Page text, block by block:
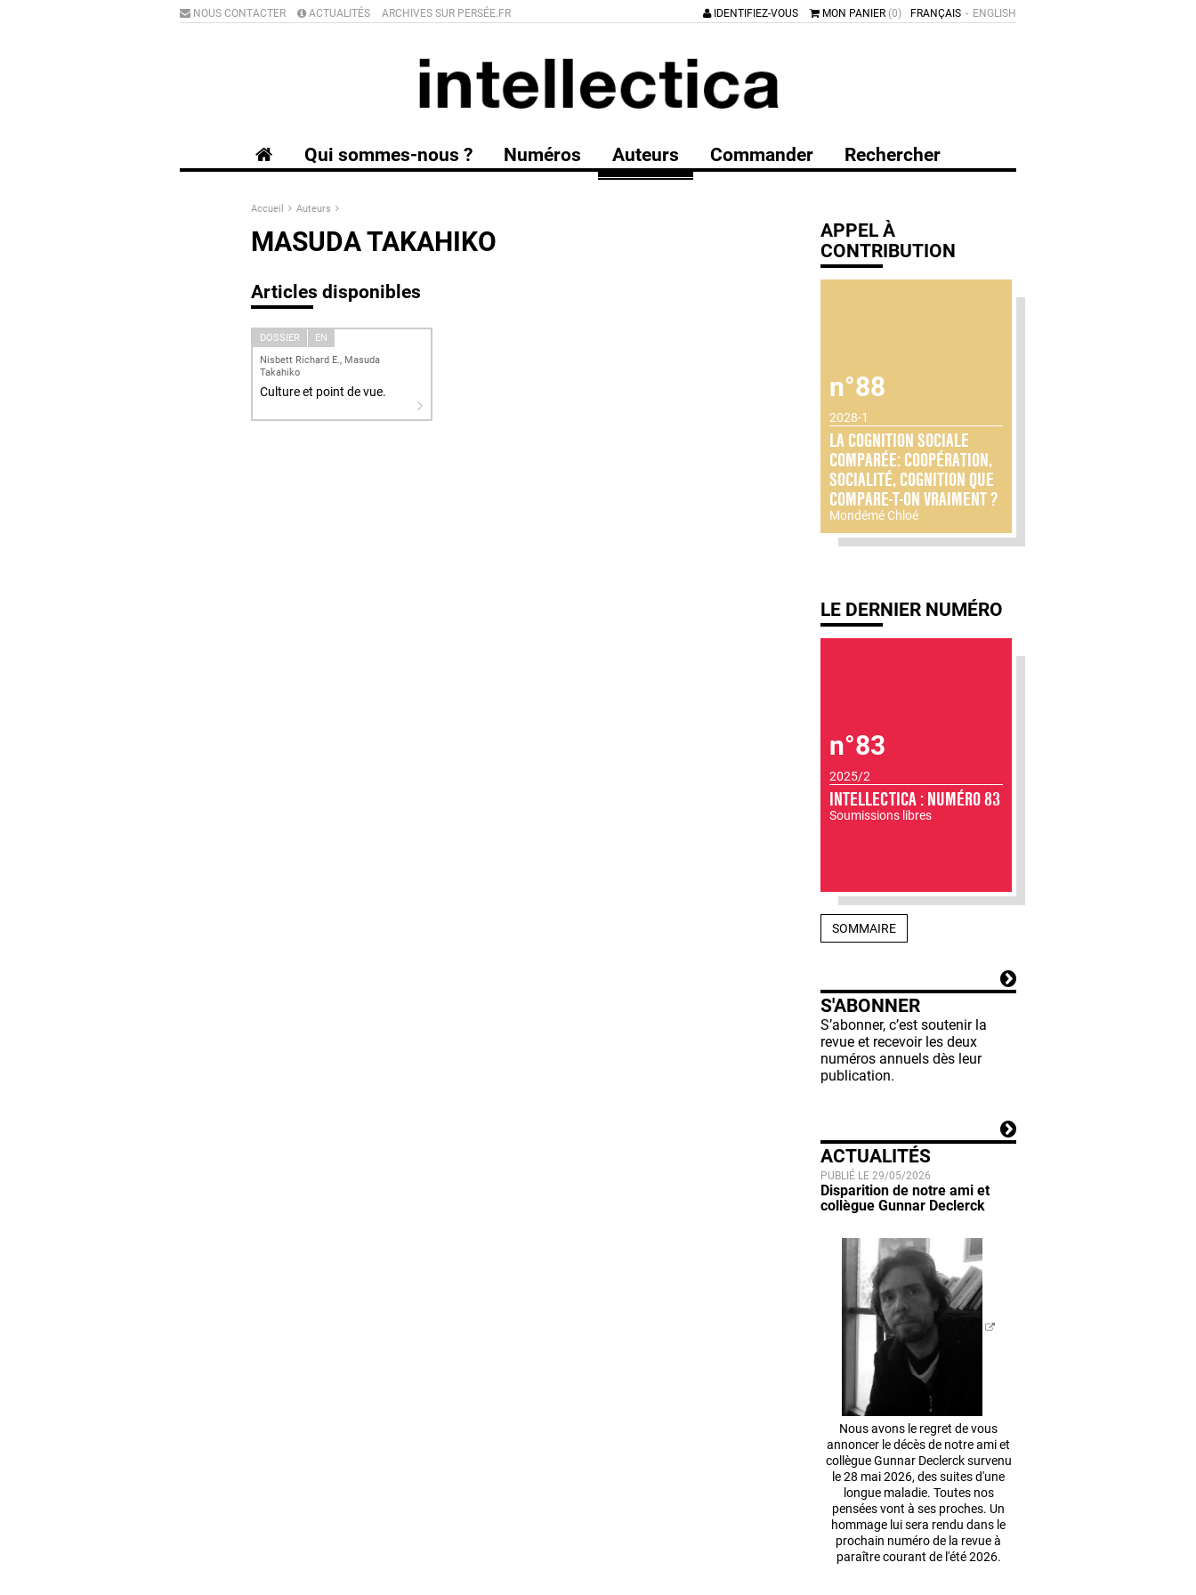
ENGLISH
FRANÇAIS
IDENTIFIEZ-VOUS MON PANIER (0)
NOUS CONTACTER ACTUALITÉS ARCHIVES SUR PERSÉE.FR
Qui sommes-nous ? Numéros Auteurs Commander Rechercher
Accueil Auteurs
MASUDA TAKAHIKO
Articles disponibles
DOSSIER
EN
Nisbett Richard E., Masuda
Takahiko
Culture et point de vue.
APPEL À
CONTRIBUTION
n°88
2028-1
LA COGNITION SOCIALE
COMPARÉE: COOPÉRATION,
SOCIALITÉ, COGNITION QUE
COMPARE-T-ON VRAIMENT ?
Mondémé Chloé
LE DERNIER NUMÉRO
n°83
2025/2
INTELLECTICA : NUMÉRO 83
Soumissions libres
SOMMAIRE
S'ABONNER
S’abonner, c’est soutenir la
revue et recevoir les deux
numéros annuels dès leur
publication.
ACTUALITÉS
PUBLIÉ LE 29/05/2026
Disparition de notre ami et
collègue Gunnar Declerck
Nous avons le regret de vous
annoncer le décès de notre ami et
collègue Gunnar Declerck survenu
le 28 mai 2026, des suites d'une
longue maladie. Toutes nos
pensées vont à ses proches. Un
hommage lui sera rendu dans le
prochain numéro de la revue à
paraître courant de l'été 2026.